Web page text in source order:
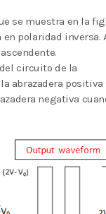
se muestra en la
polaridad inversa.
circuito de la
abrazadera positiva
negativa